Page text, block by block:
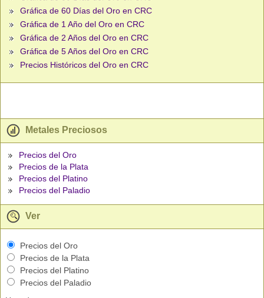
Gráfica de 60 Días del Oro en CRC
Gráfica de 1 Año del Oro en CRC
Gráfica de 2 Años del Oro en CRC
Gráfica de 5 Años del Oro en CRC
Precios Históricos del Oro en CRC
Metales Preciosos
Precios del Oro
Precios de la Plata
Precios del Platino
Precios del Paladio
Ver
Precios del Oro
Precios de la Plata
Precios del Platino
Precios del Paladio